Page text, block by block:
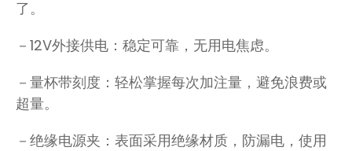
了。
－12V外接供电：稳定可靠，无用电焦虑。
－量杯带刻度：轻松掌握每次加注量，避免浪费或
超量。
－绝缘电源夹：表面采用绝缘材质，防漏电，使用